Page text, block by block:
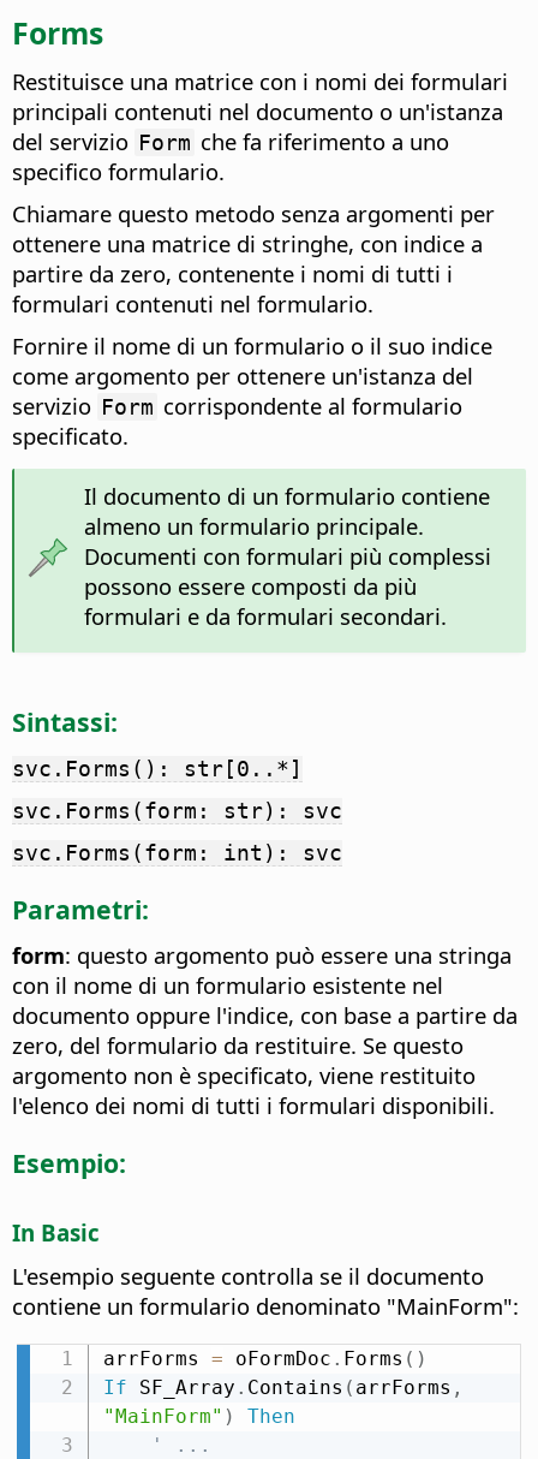
Forms
Restituisce una matrice con i nomi dei formulari
principali contenuti nel documento o un'istanza
del servizio Form che fa riferimento a uno
specifico formulario.
Chiamare questo metodo senza argomenti per
ottenere una matrice di stringhe, con indice a
partire da zero, contenente i nomi di tutti i
formulari contenuti nel formulario.
Fornire il nome di un formulario o il suo indice
come argomento per ottenere un'istanza del
servizio Form corrispondente al formulario
specificato.
Il documento di un formulario contiene
almeno un formulario principale.
Documenti con formulari più complessi
possono essere composti da più
formulari e da formulari secondari.
Sintassi:
svc.Forms(): str[0..*]
svc.Forms(form: str): svc
svc.Forms(form: int): svc
Parametri:
form: questo argomento può essere una stringa
con il nome di un formulario esistente nel
documento oppure l'indice, con base a partire da
zero, del formulario da restituire. Se questo
argomento non è specificato, viene restituito
l'elenco dei nomi di tutti i formulari disponibili.
Esempio:
In Basic
L'esempio seguente controlla se il documento
contiene un formulario denominato "MainForm":
arrForms = oFormDoc . Forms ( )
If SF_Array . Contains ( arrForms ,
"MainForm" )
Then
' ...